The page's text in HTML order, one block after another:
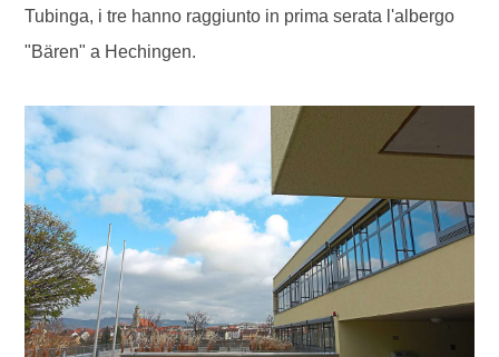
Tubinga, i tre hanno raggiunto in prima serata l'albergo
"Bären" a Hechingen.